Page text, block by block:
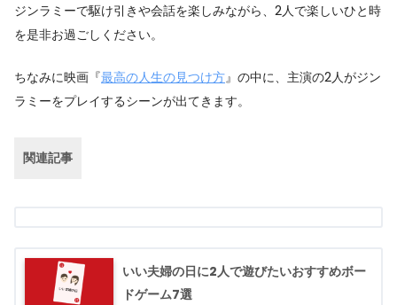
ジンラミーで駆け引きや会話を楽しみながら、2人で楽しいひと時
を是非お過ごしください。
ちなみに映画『最高の人生の見つけ方』の中に、主演の2人がジン
ラミーをプレイするシーンが出てきます。
関連記事
いい夫婦の日に2人で遊びたいおすすめボー
ドゲーム7選